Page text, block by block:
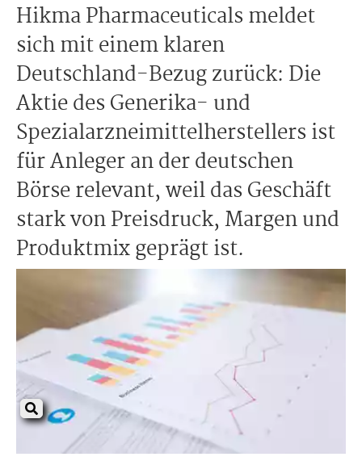
Hikma Pharmaceuticals meldet
sich mit einem klaren
Deutschland-Bezug zurück: Die
Aktie des Generika- und
Spezialarzneimittelherstellers ist
für Anleger an der deutschen
Börse relevant, weil das Geschäft
stark von Preisdruck, Margen und
Produktmix geprägt ist.